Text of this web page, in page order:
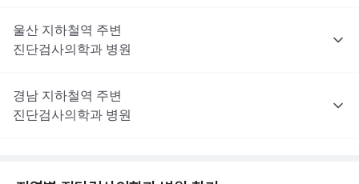
울산 지하철역 주변
진단검사의학과 병원
경남 지하철역 주변
진단검사의학과 병원